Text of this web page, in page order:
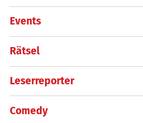
Events
Rätsel
Leserreporter
Comedy